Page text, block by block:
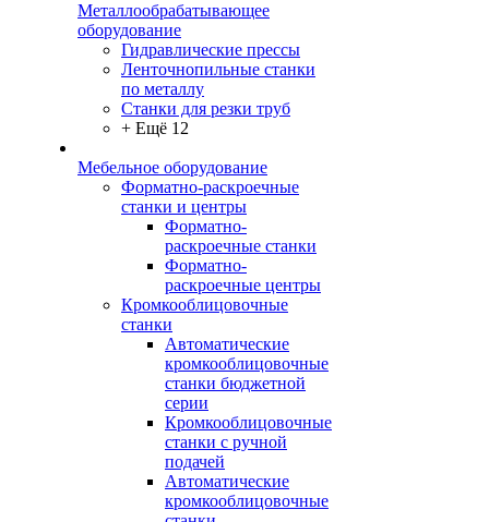
Металлообрабатывающее
оборудование
Гидравлические прессы
Ленточнопильные станки
по металлу
Станки для резки труб
+ Ещё 12
Мебельное оборудование
Форматно-раскроечные
станки и центры
Форматно-
раскроечные станки
Форматно-
раскроечные центры
Кромкооблицовочные
станки
Автоматические
кромкооблицовочные
станки бюджетной
серии
Кромкооблицовочные
станки с ручной
подачей
Автоматические
кромкооблицовочные